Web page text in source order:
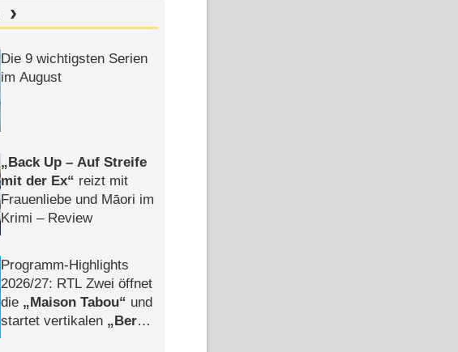
Die 9 wichtigsten Serien
im August
Back Up – Auf Streife
mit der Ex
reizt mit
Frauenliebe und Māori im
Krimi – Review
Programm-Highlights
2026/​27: RTL Zwei öffnet
die
Maison Tabou
und
startet vertikalen
Berlin